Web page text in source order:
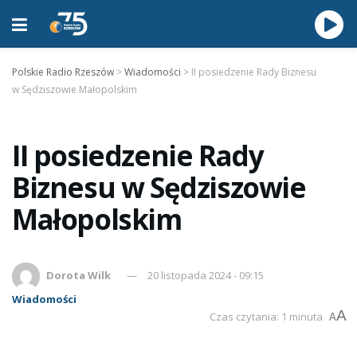
Polskie Radio Rzeszów >Wiadomości > II posiedzenie Rady Biznesu
w Sędziszowie Małopolskim
II posiedzenie Rady
Biznesu w Sędziszowie
Małopolskim
Dorota Wilk
20 listopada 2024 - 09:15
Wiadomości
Czas czytania: 1 minuta AA